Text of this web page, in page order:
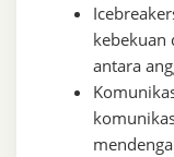
kebekuan
antara